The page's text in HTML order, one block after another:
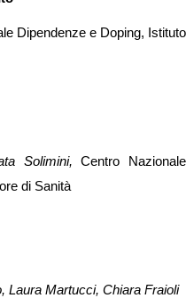
Dipendenze e Doping, Istituto
Solimini,Centro Nazionale
di Sanità
Laura Martucci, Chiara Fraioli